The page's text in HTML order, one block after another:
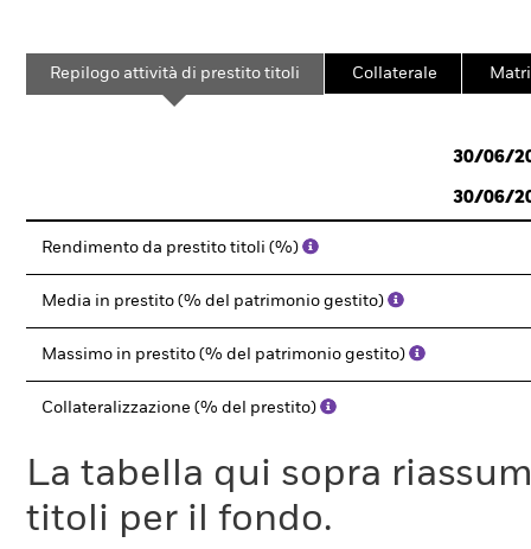
Repilogo attività di prestito titoli Collaterale
30/06/
30/06/
Rendimento da prestito titoli (%)
Media in prestito (% del patrimonio gestito)
Massimo in prestito (% del patrimonio gestito)
Collateralizzazione (% del prestito)
La tabella qui sopra
titoli per il fondo.